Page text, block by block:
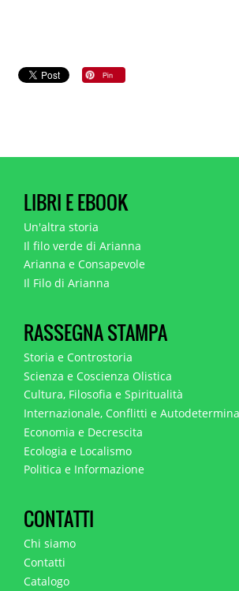
LIBRI E EBOOK
Un'altra storia
Il filo verde di Arianna
Arianna e Consapevole
Il Filo di Arianna
RASSEGNA STAMPA
Storia e Controstoria
Scienza e Coscienza Olistica
Cultura, Filosofia e Spiritualità
Internazionale, Conflitti e
Economia e Decrescita
Ecologia e Localismo
Politica e Informazione
CONTATTI
Chi siamo
Contatti
Catalogo